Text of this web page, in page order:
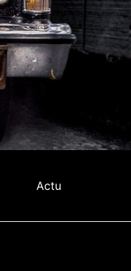
Actu